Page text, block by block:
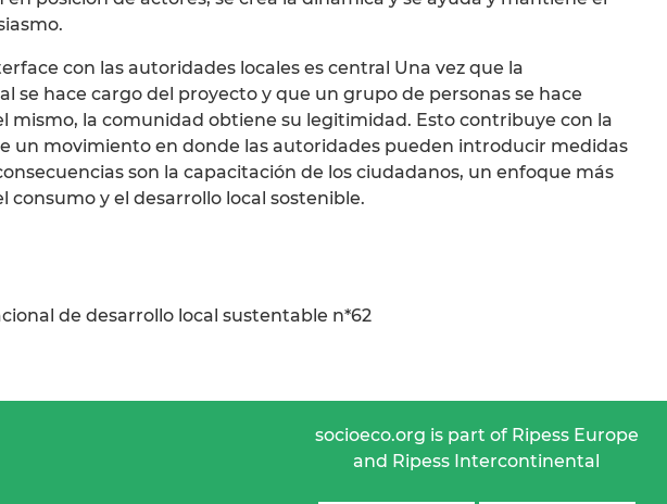
con las autoridades locales es central Una vez que la
se hace cargo del proyecto y que un grupo de personas se hace
mismo, la comunidad obtiene su legitimidad. Esto contribuye con la
un movimiento en donde las autoridades pueden introducir medidas
son la capacitación de los ciudadanos, un enfoque más
consumo y el desarrollo local sostenible.
de desarrollo local sustentable n*62
socioeco.org is part of Ripess Europe
and Ripess Intercontinental